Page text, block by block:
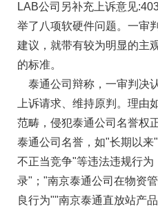
LAB公司另补充上诉意见
举了八项软硬件问题。一审
建议，就带有较为明显的主
的标准。
泰通公司辩称，一审判决
上诉请求、维持原判。理
范畴，侵犯泰通公司名誉权
泰通公司名誉，如"长期以
不正当竞争"等违法违规行
录"；"南京泰通公司在物资
良行为""南京泰通直放站产